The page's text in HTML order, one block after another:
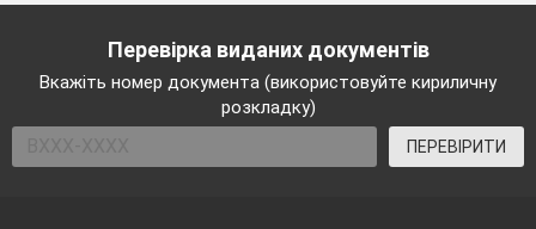
іншим людям. Для того, щоб ніхто не зміг завдати
шкоди дітям і є право на захист.
Ми повернули
останню пелюстку чарівній
квітці прав дитини. Погляньте, як засяяла вона всіма
поміняти
Перевірка виданих документів
Вкажіть номер документа (використовуйте кириличну
розкладку)
ПЕРЕВІРИТИ